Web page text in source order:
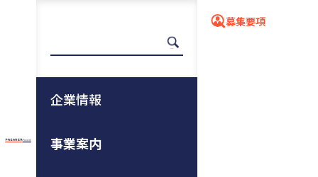
企業情報
事業案内
募集要項
架装工場